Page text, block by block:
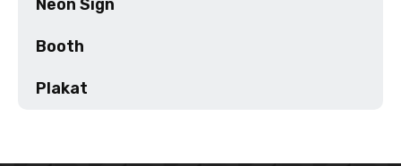
Neon Sign
Booth
Plakat